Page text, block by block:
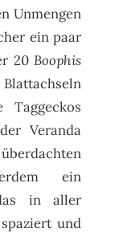
Unmengen
ein paar
20 Boophis
Veranda
ein
das in aller
und